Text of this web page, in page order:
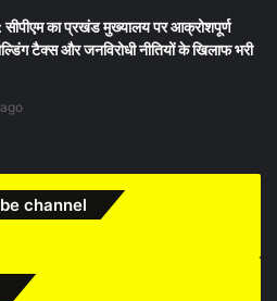
सीपीएम का प्रखंड मुख्यालय पर आक्रोशपूर्ण
टैक्स और जनविरोधी नीतियों के खिलाफ भरी
ago
channel